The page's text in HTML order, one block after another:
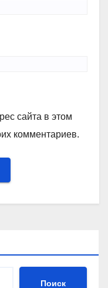
сайта в этом
комментариев.
Поиск